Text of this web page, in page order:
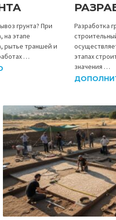
грунта? При
на этапе
рытье траншей и
…
Разработка
этапах
значения …